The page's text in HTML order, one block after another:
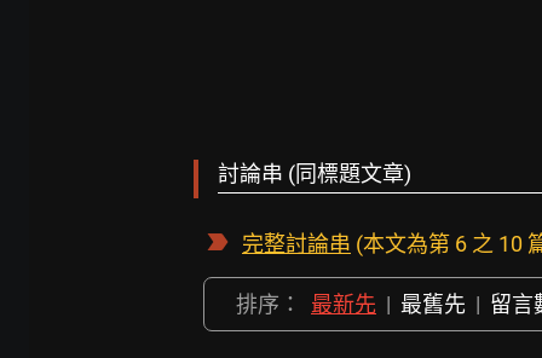
討論串 (同標題文章)
完整討論串 (本文為第 6 之 10
排序： 最新先 | 最舊先 | 留言